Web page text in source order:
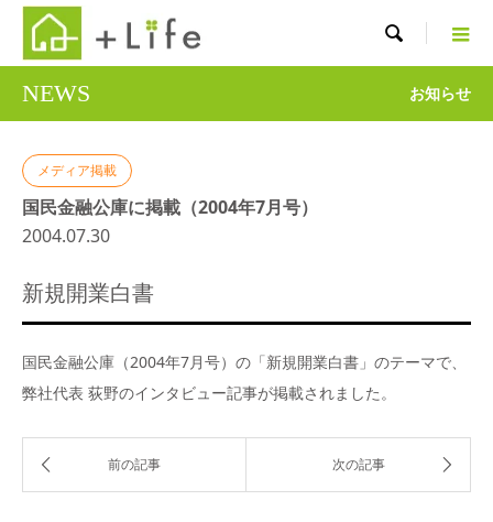

NEWS お知らせ
メディア掲載
国民金融公庫に掲載（2004年7月号）
2004.07.30
新規開業白書
国民金融公庫（2004年7月号）の「新規開業白書」のテーマで、
弊社代表 荻野のインタビュー記事が掲載されました。